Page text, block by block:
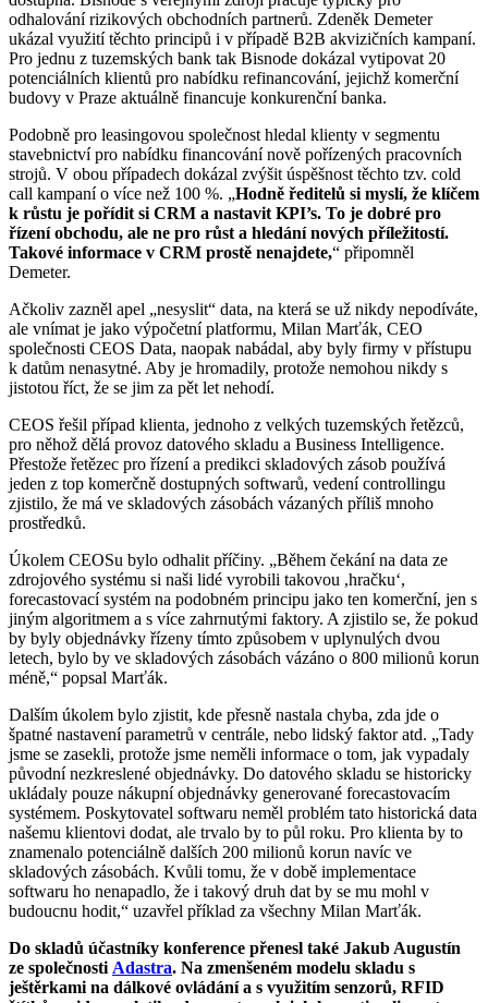
odhalování rizikových obchodních partnerů. Zdeněk Demeter
ukázal využití těchto principů i v případě B2B akvizičních kampaní.
Pro jednu z tuzemských bank tak Bisnode dokázal vytipovat 20
potenciálních klientů pro nabídku refinancování, jejichž komerční
budovy v Praze aktuálně financuje konkurenční banka.
Podobně pro leasingovou společnost hledal klienty v segmentu
stavebnictví pro nabídku financování nově pořízených pracovních
strojů. V obou případech dokázal zvýšit úspěšnost těchto tzv. cold
call kampaní o více než 100 %. „Hodně ředitelů si myslí, že klíčem
k růstu je pořídit si CRM a nastavit KPI’s. To je dobré pro
řízení obchodu, ale ne pro růst a hledání nových příležitostí.
Takové informace v CRM prostě nenajdete,“ připomněl
Demeter.
Ačkoliv zazněl apel „nesyslit“ data, na která se už nikdy nepodíváte,
ale vnímat je jako výpočetní platformu, Milan Marťák, CEO
společnosti CEOS Data, naopak nabádal, aby byly firmy v přístupu
k datům nenasytné. Aby je hromadily, protože nemohou nikdy s
jistotou říct, že se jim za pět let nehodí.
CEOS řešil případ klienta, jednoho z velkých tuzemských řetězců,
pro něhož dělá provoz datového skladu a Business Intelligence.
Přestože řetězec pro řízení a predikci skladových zásob používá
jeden z top komerčně dostupných softwarů, vedení controllingu
zjistilo, že má ve skladových zásobách vázaných příliš mnoho
prostředků.
Úkolem CEOSu bylo odhalit příčiny. „Během čekání na data ze
zdrojového systému si naši lidé vyrobili takovou ,hračku‘,
forecastovací systém na podobném principu jako ten komerční, jen s
jiným algoritmem a s více zahrnutými faktory. A zjistilo se, že pokud
by byly objednávky řízeny tímto způsobem v uplynulých dvou
letech, bylo by ve skladových zásobách vázáno o 800 milionů korun
méně,“ popsal Marťák.
Dalším úkolem bylo zjistit, kde přesně nastala chyba, zda jde o
špatné nastavení parametrů v centrále, nebo lidský faktor atd. „Tady
jsme se zasekli, protože jsme neměli informace o tom, jak vypadaly
původní nezkreslené objednávky. Do datového skladu se historicky
ukládaly pouze nákupní objednávky generované forecastovacím
systémem. Poskytovatel softwaru neměl problém tato historická data
našemu klientovi dodat, ale trvalo by to půl roku. Pro klienta by to
znamenalo potenciálně dalších 200 milionů korun navíc ve
skladových zásobách. Kvůli tomu, že v době implementace
softwaru ho nenapadlo, že i takový druh dat by se mu mohl v
budoucnu hodit,“ uzavřel příklad za všechny Milan Marťák.
Do skladů účastníky konference přenesl také Jakub Augustín
ze společnosti Adastra. Na zmenšeném modelu skladu s
ještěrkami na dálkové ovládání a s využitím senzorů, RFID